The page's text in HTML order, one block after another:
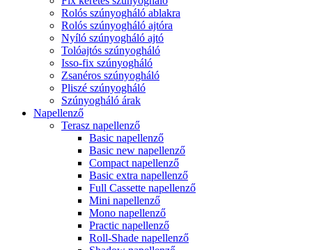
Rolós szúnyogháló ablakra
Rolós szúnyogháló ajtóra
Nyíló szúnyogháló ajtó
Tolóajtós szúnyogháló
Isso-fix szúnyogháló
Zsanéros szúnyogháló
Pliszé szúnyogháló
Szúnyogháló árak
Napellenző
Terasz napellenző
Basic napellenző
Basic new napellenző
Compact napellenző
Basic extra napellenző
Full Cassette napellenző
Mini napellenző
Mono napellenző
Practic napellenző
Roll-Shade napellenző